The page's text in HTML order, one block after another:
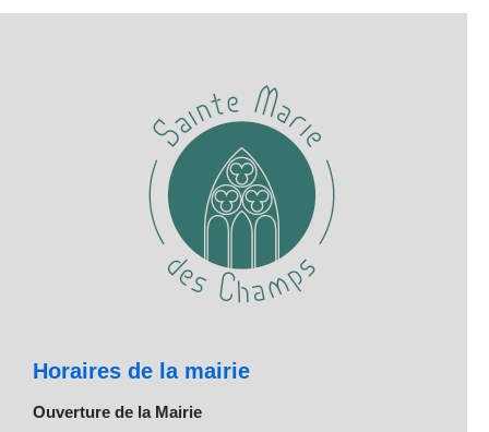
Horaires de la mairie
Ouverture de la Mairie